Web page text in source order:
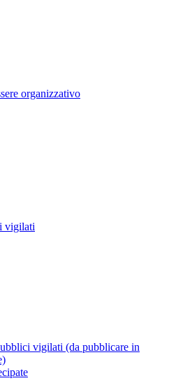
organizzativo
vigilati
vigilati (da pubblicare in